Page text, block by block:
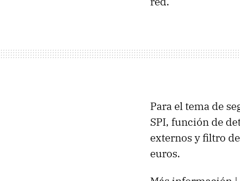
Para el tema de
SPI, función de
externos y filtro
euros.